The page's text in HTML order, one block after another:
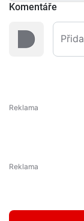
Komentáře